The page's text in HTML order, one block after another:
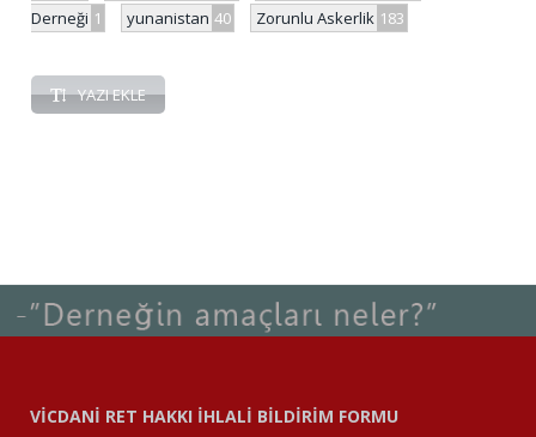
Derneği 1 yunanistan 40 Zorunlu Askerlik 183
YAZI EKLE
VİCDANİ RET HAKKI İHLALİ BİLDİRİM FORMU